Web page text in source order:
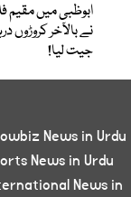
ابوظبی میں مقیم
نے بالآخر کروڑوں
جیت لیا!
News in Urdu
News in Urdu
News in